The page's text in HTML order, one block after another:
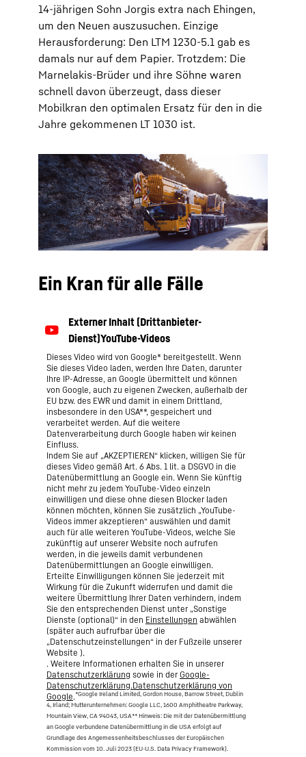
14-jährigen Sohn Jorgis extra nach Ehingen,
um den Neuen auszusuchen. Einzige
Herausforderung: Den LTM 1230-5.1 gab es
damals nur auf dem Papier. Trotzdem: Die
Marnelakis-Brüder und ihre Söhne waren
schnell davon überzeugt, dass dieser
Mobilkran den optimalen Ersatz für den in die
Jahre gekommenen LT 1030 ist.
Ein Kran für alle Fälle
Dieses Video wird von Google* bereitgestellt. Wenn
Sie dieses Video laden, werden Ihre Daten, darunter
Ihre IP-Adresse, an Google übermittelt und können
von Google, auch zu eigenen Zwecken, außerhalb der
EU bzw. des EWR und damit in einem Drittland,
insbesondere in den USA**, gespeichert und
verarbeitet werden. Auf die weitere
Datenverarbeitung durch Google haben wir keinen
Einfluss.
Indem Sie auf „AKZEPTIEREN“ klicken, willigen Sie für
dieses Video gemäß Art. 6 Abs. 1 lit. a DSGVO in die
Datenübermittlung an Google ein. Wenn Sie künftig
nicht mehr zu jedem YouTube-Video einzeln
einwilligen und diese ohne diesen Blocker laden
können möchten, können Sie zusätzlich „YouTube-
Videos immer akzeptieren“ auswählen und damit
auch für alle weiteren YouTube-Videos, welche Sie
zukünftig auf unserer Website noch aufrufen
werden, in die jeweils damit verbundenen
Datenübermittlungen an Google einwilligen.
Erteilte Einwilligungen können Sie jederzeit mit
Wirkung für die Zukunft widerrufen und damit die
weitere Übermittlung Ihrer Daten verhindern, indem
Sie den entsprechenden Dienst unter „Sonstige
Dienste (optional)“ in den Einstellungen abwählen
(später auch aufrufbar über die
„Datenschutzeinstellungen“ in der Fußzeile unserer
Website ).
. Weitere Informationen erhalten Sie in unserer
Datenschutzerklärung sowie in der Google-
Datenschutzerklärung.Datenschutzerklärung von
Google.*Google Ireland Limited, Gordon House, Barrow Street, Dublin
4, Irland; Mutterunternehmen: Google LLC, 1600 Amphitheatre Parkway,
Mountain View, CA 94043, USA** Hinweis: Die mit der Datenübermittlung
an Google verbundene Datenübermittlung in die USA erfolgt auf
Grundlage des Angemessenheitsbeschlusses der Europäischen
Kommission vom 10. Juli 2023 (EU-U.S. Data Privacy Framework).